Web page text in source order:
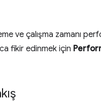
ve çalışma zamanı
fikir edinmek için